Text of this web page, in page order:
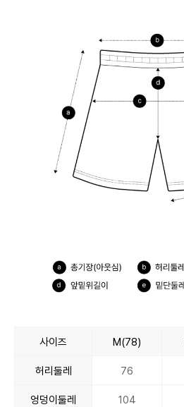
사이즈 M(78)
허리둘레 76
엉덩이둘레 104